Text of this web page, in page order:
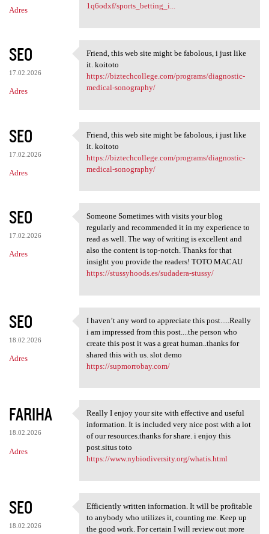
Adres
1q6odxf/sports_betting_i...
SEO
17.02.2026
Adres
Friend, this web site might
Friend, this web site might be fabolous, i just like
it. koitoto
https://biztechcollege.com/programs/diagnostic-
medical-sonography/
SEO
17.02.2026
Adres
Friend, this web site might
Friend, this web site might be fabolous, i just like
it. koitoto
https://biztechcollege.com/programs/diagnostic-
medical-sonography/
SEO
17.02.2026
Adres
Someone Sometimes with visits
Someone Sometimes with visits your blog
regularly and recommended it in my experience to
read as well. The way of writing is excellent and
also the content is top-notch. Thanks for that
insight you provide the readers! TOTO MACAU
https://stussyhoods.es/sudadera-stussy/
SEO
18.02.2026
Adres
I haven’t any word to
I haven’t any word to appreciate this post.....Really
i am impressed from this post....the person who
create this post it was a great human..thanks for
shared this with us. slot demo
https://supmorrobay.com/
FARIHA
18.02.2026
Adres
Really I enjoy your site with
Really I enjoy your site with effective and useful
information. It is included very nice post with a lot
of our resources.thanks for share. i enjoy this
post.situs toto
https://www.nybiodiversity.org/whatis.html
SEO
18.02.2026
Efficiently written
Efficiently written information. It will be profitable
to anybody who utilizes it, counting me. Keep up
the good work. For certain I will review out more